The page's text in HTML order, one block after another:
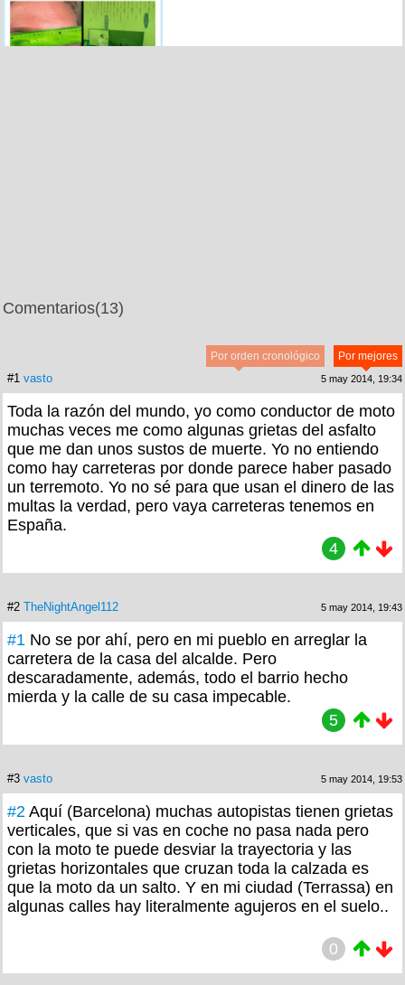
Comentarios(13)
Por mejores
Por orden cronológico
#1 vasto 5 may 2014, 19:34
Toda la razón del mundo, yo como conductor de moto
muchas veces me como algunas grietas del asfalto
que me dan unos sustos de muerte. Yo no entiendo
como hay carreteras por donde parece haber pasado
un terremoto. Yo no sé para que usan el dinero de las
multas la verdad, pero vaya carreteras tenemos en
España.
4
#2 TheNightAngel112 5 may 2014, 19:43
#1 No se por ahí, pero en mi pueblo en arreglar la
carretera de la casa del alcalde. Pero
descaradamente, además, todo el barrio hecho
mierda y la calle de su casa impecable.
5
#3 vasto 5 may 2014, 19:53
#2 Aquí (Barcelona) muchas autopistas tienen grietas
verticales, que si vas en coche no pasa nada pero
con la moto te puede desviar la trayectoria y las
grietas horizontales que cruzan toda la calzada es
que la moto da un salto. Y en mi ciudad (Terrassa) en
algunas calles hay literalmente agujeros en el suelo..
0